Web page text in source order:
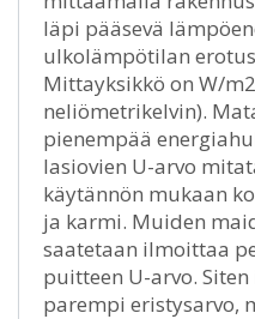
läpi pääsevä
ulkolämpötilan
Mittayksikkö on W/
neliömetrikelvin).
pienempää
lasiovien U-arvo
käytännön mukaan
ja karmi. Muiden
saatetaan ilmoittaa
puitteen U-arvo.
parempi eristysarvo,